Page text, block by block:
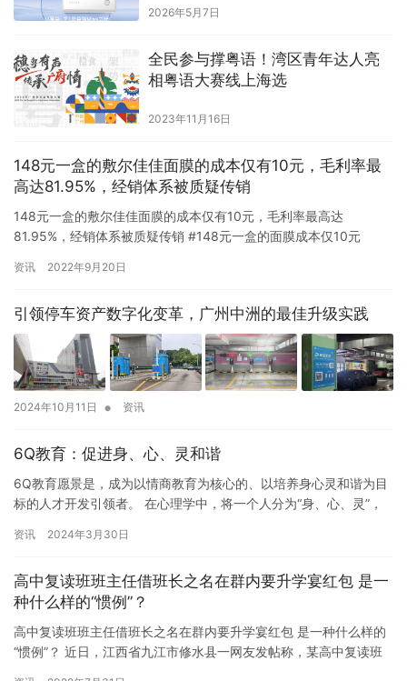
2026年5月7日
全民参与撑粤语！湾区青年达人亮
相粤语大赛线上海选
2023年11月16日
148元一盒的敷尔佳佳面膜的成本仅有10元，毛利率最
高达81.95%，经销体系被质疑传销
148元一盒的敷尔佳佳面膜的成本仅有10元，毛利率最高达
81.95%，经销体系被质疑传销 #148元一盒的面膜成本仅10元
资讯 2022年9月20日
引领停车资产数字化变革，广州中洲的最佳升级实践
2024年10月11日 • 资讯
6Q教育：促进身、心、灵和谐
6Q教育愿景是，成为以情商教育为核心的、以培养身心灵和谐为目
标的人才开发引领者。 在心理学中，将一个人分为“身、心、灵”，
资讯 2024年3月30日
高中复读班班主任借班长之名在群内要升学宴红包 是一
种什么样的“惯例”？
高中复读班班主任借班长之名在群内要升学宴红包 是一种什么样的
“惯例”？ 近日，江西省九江市修水县一网友发帖称，某高中复读班